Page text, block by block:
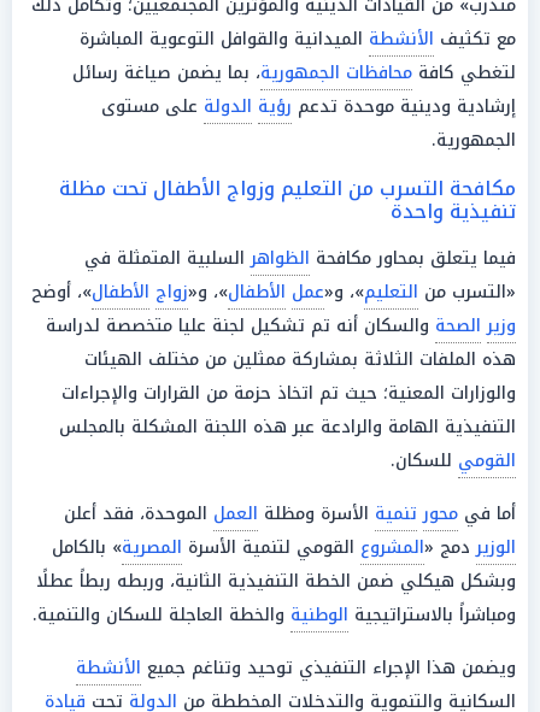
مع تكثيف الأنشطة الميدانية والقوافل التوعوية المباشرة
لتغطي كافة محافظات الجمهورية، بما يضمن صياغة رسائل
إرشادية ودينية موحدة تدعم رؤية الدولة على مستوى
الجمهورية.
مكافحة التسرب من التعليم وزواج الأطفال تحت مظلة
تنفيذية واحدة
فيما يتعلق بمحاور مكافحة الظواهرالسلبية المتمثلة في
«التسرب من التعليم»، و«عمل الأطفال»، و«زواج الأطفال»، أوضح
وزير الصحة والسكان أنه تم تشكيل لجنة عليا متخصصة لدراسة
هذه الملفات الثلاثة بمشاركة ممثلين من مختلف الهيئات
والوزارات المعنية؛ حيث تم اتخاذ حزمة من القرارات والإجراءات
التنفيذية الهامة والرادعة عبر هذه اللجنة المشكلة بالمجلس
القومي للسكان.
أما في محور تنمية الأسرة ومظلة العمل الموحدة، فقد أعلن
الوزيردمج «المشروع القومي لتنمية الأسرة المصرية» بالكامل
وبشكل هيكلي ضمن الخطة التنفيذية الثانية، وربطه ربطاً عطلًا
ومباشراً بالاستراتيجية الوطنية والخطة العاجلة للسكان والتنمية.
ويضمن هذا الإجراء التنفيذي توحيد وتناغم جميع الأنشطة
السكانية والتنموية والتدخلات المخططة من الدولة تحت قيادة